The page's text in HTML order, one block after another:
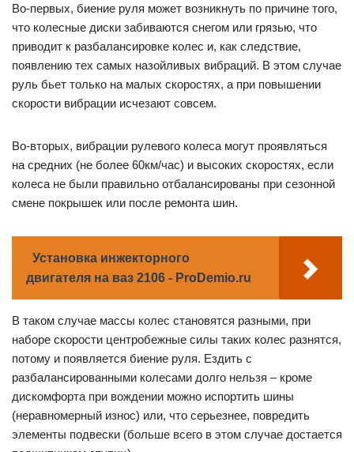
Во-первых, биение руля может возникнуть по причине того,
что колесные диски забиваются снегом или грязью, что
приводит к разбалансировке колес и, как следствие,
появлению тех самых назойливых вибраций. В этом случае
руль бьет только на малых скоростях, а при повышении
скорости вибрации исчезают совсем.
Во-вторых, вибрации рулевого колеса могут проявляться
на средних (не более 60км/час) и высоких скоростях, если
колеса не были правильно отбалансированы при сезонной
смене покрышек или после ремонта шин.
Установка инжекторного
двигателя на ваз 2106 - ProDemio.ru
В таком случае массы колес становятся разными, при
наборе скорости центробежные силы таких колес разнятся,
потому и появляется биение руля. Ездить с
разбалансированными колесами долго нельзя – кроме
дискомфорта при вождении можно испортить шины
(неравномерный износ) или, что серьезнее, повредить
элементы подвески (больше всего в этом случае достается